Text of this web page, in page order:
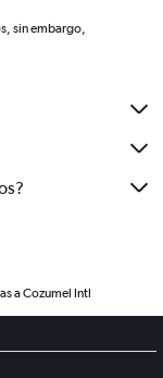
sin embargo,
a Cozumel Intl